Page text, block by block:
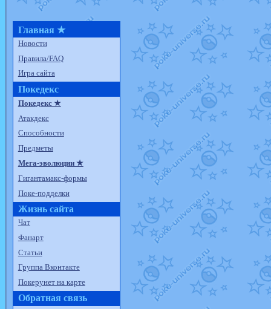
Главная ★
Новости
Правила/FAQ
Игра сайта
Покедекс
Покедекс ★
Атакдекс
Способности
Предметы
Мега-эволюции ★
Гигантамакс-формы
Поке-подделки
Жизнь сайта
Чат
Фанарт
Статьи
Группа Вконтакте
Покерунет на карте
Обратная связь